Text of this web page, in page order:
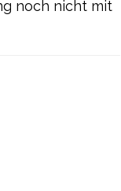
noch nicht mit